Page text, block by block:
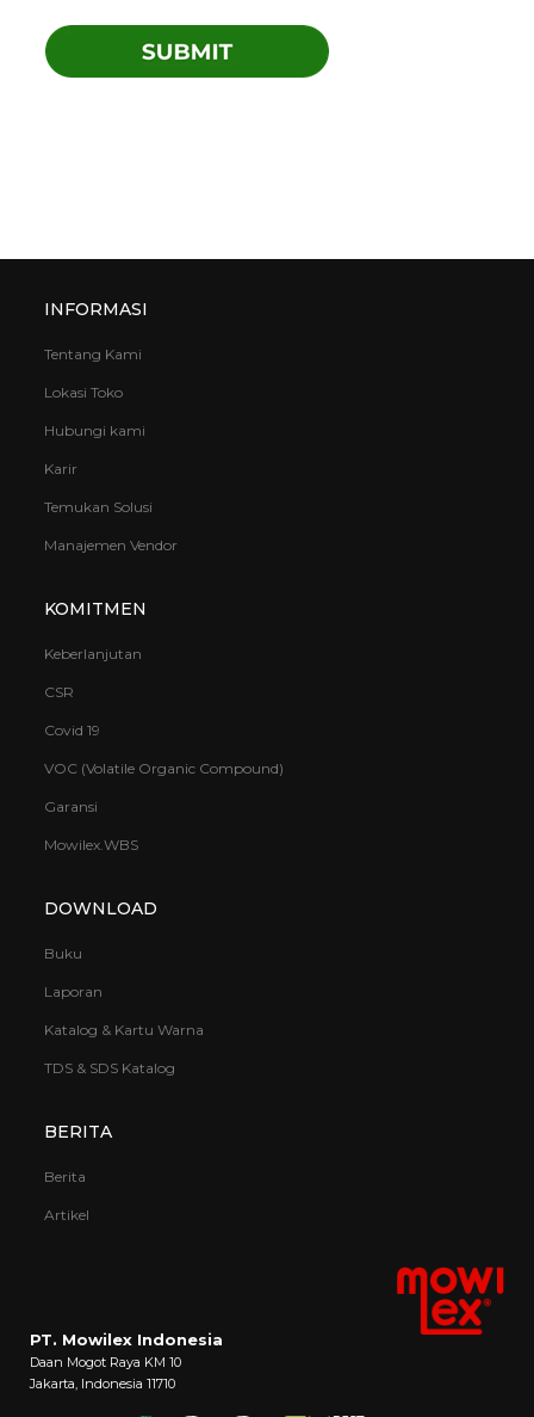
Botanical Carpe Diem
Creme Brulee
INFORMASI
Tentang Kami
Lokasi Toko
Hubungi kami
Karir
Temukan Solusi
Manajemen Vendor
KOMITMEN
Keberlanjutan
CSR
Covid 19
VOC (Volatile Organic Compound)
Garansi
Mowilex.WBS
DOWNLOAD
Buku
Laporan
Katalog & Kartu Warna
TDS & SDS Katalog
BERITA
Berita
Artikel
PT. Mowilex Indonesia
Daan Mogot Raya KM 10
Jakarta, Indonesia 11710